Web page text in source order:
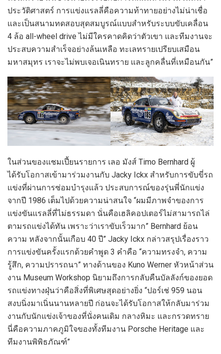
ประวัติศาสตร์ การแข่งแรลลี่คือความท้าทายอย่างไม่น่าเชื่อ
และเป็นสนามทดสอบสุดสมบูรณ์แบบสำหรับระบบขับเคลื่อน
4 ล้อ all-wheel drive ไม่มีใครคาดคิดว่าตัวเขา และทีมงานจะ
ประสบความสำเร็จอย่างล้นเหลือ ทะเลทรายเปรียบเสมือน
มหาสมุทร เราจะไม่พบเจอเนินทราย และลูกคลื่นที่เหมือนกัน”
ในส่วนของแชมเปี้ยนรายการ เลอ มังส์ Timo Bernhard ผู้
ได้รับโอกาสเข้ามาร่วมงานกับ Jacky Ickx สำหรับการขับขี่รถ
แข่งที่ผ่านการซ่อมบำรุงแล้ว ประสบการณ์ของรุ่นพี่นักแข่ง
จากปี 1986 เต็มไปด้วยความน่าสนใจ “ผมมีภาพจำของการ
แข่งขันแรลลี่ที่ไม่ธรรมดา นั่นคือเฮลิคอปเตอร์ไม่สามารถไล่
ตามรถแข่งได้ทัน เพราะว่าเราขับเร็วมาก” Bernhard ย้อน
ความ หลังจากนั้นเกือบ 40 ปี” Jacky Ickx กล่าวสรุปเรื่องราว
การแข่งขันครั้งแรกด้วยคำพูด 3 คำคือ “ความทรงจำ, ความ
รู้สึก, ความปรารถนา” ทางด้านของ Kuno Werner หัวหน้าส่วน
งาน Museum Workshop นิยามถึงการกลับคืนบัลลังก์ของยอด
รถแข่งทางฝุ่นว่าคือสิ่งที่พิเศษสุดอย่างยิ่ง “ปอร์เช่ 959 นอน
สงบนิ่งมาเนิ่นนานหลายปี ก่อนจะได้รับโอกาสให้กลับมาร่วม
งานกับนักแข่งเจ้าของที่นั่งคนเดิม กลางหิมะ และกรวดทราย
นี่คือความภาคภูมิใจของทั้งทีมงาน Porsche Heritage และ
ทีมงานพิพิธภัณฑ์”